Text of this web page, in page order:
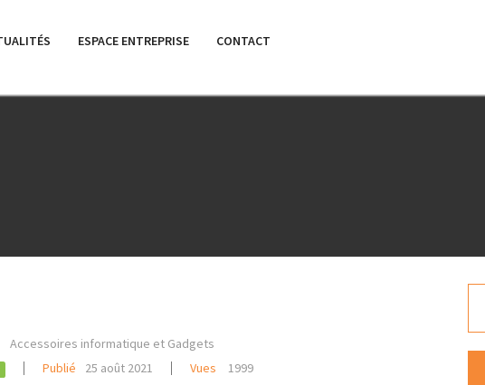
ESPACE ENTREPRISE CONTACT
Accessoires informatique et Gadgets
Publié 25 août 2021 Vues 1999